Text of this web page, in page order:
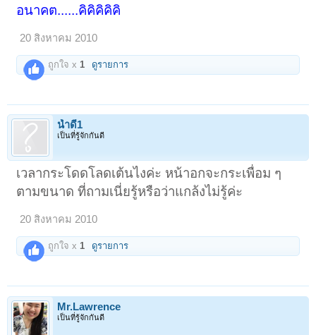
อนาคต......คิคิคิคิคิ
20 สิงหาคม 2010
ถูกใจ x 1 ดูรายการ
น้ำดี1
เป็นที่รู้จักกันดี
เวลากระโดดโลดเต้นไงค่ะ หน้าอกจะกระเพื่อม ๆ
ตามขนาด ที่ถามเนี่ยรู้หรือว่าแกล้งไม่รู้ค่ะ
20 สิงหาคม 2010
ถูกใจ x1 ดูรายการ
Mr.Lawrence
เป็นที่รู้จักกันดี